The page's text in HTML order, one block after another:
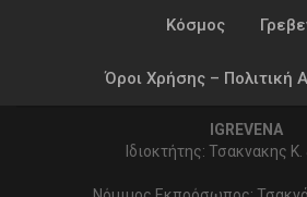
Κόσμος
Όροι Χρήσης – Πολιτική
IGREVENA
Ιδιοκτήτης: Τσακνακης Κ.